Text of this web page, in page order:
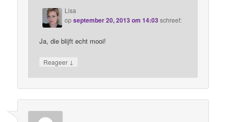
Lisa
opseptember 20, 2013 om 14:03 schreef:
Ja, die blijft echt mooi!
Reageer ↓